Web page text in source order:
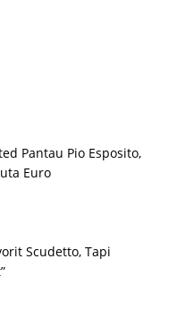
Pantau Pio Esposito,
Euro
Scudetto, Tapi